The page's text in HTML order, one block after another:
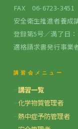
FAX 06-6723-3451
安全衛生推進者養成
登録第5号／満了日
適格請求書発行事業
講習会メニュー
講習一覧
化学物質管理者
熱中症予防管理者